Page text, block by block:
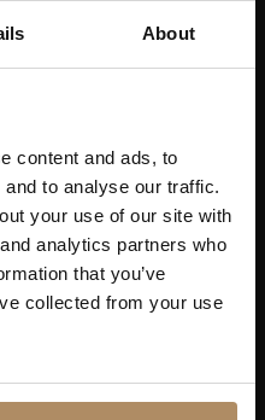
About
content and ads, to
to analyse our traffic.
your use of our site with
analytics partners who
that you’ve
collected from your use
og få spennende
at De Historiske lagrer
og at vi sender deg
tjenester. Du kan
helst. Hvis du vil ha mer
og hvordan vi
kan du se våre